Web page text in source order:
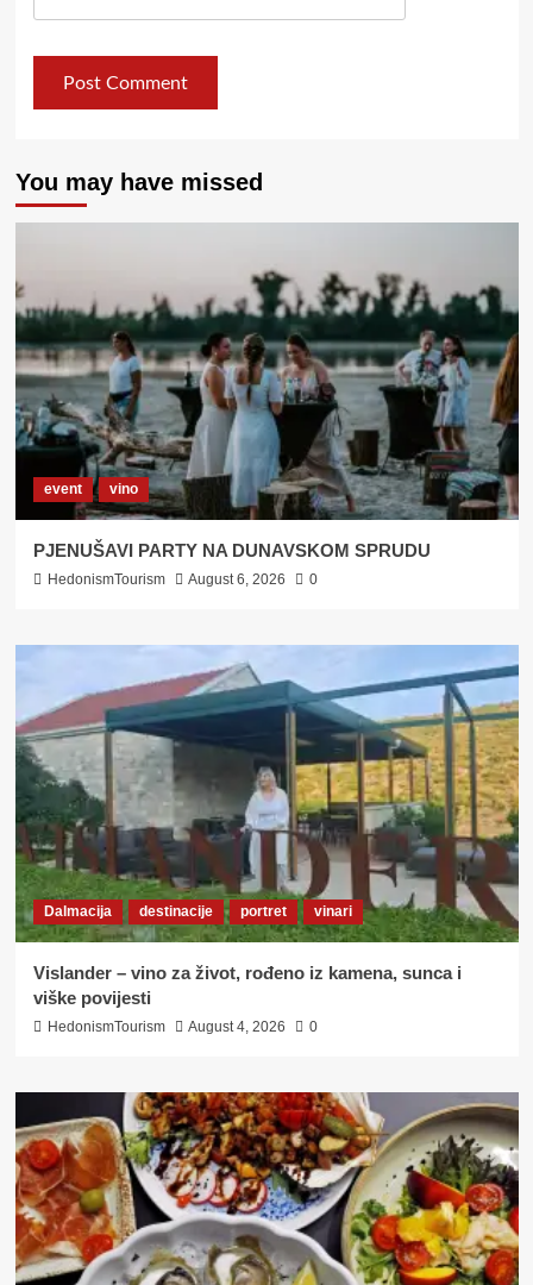
You may have missed
event vino
PJENUŠAVI PARTY NA DUNAVSKOM SPRUDU
HedonismTourism August 6, 2026 0
Dalmacija destinacije portret vinari
Vislander – vino za život, rođeno iz kamena, sunca i
viške povijesti
HedonismTourism August 4, 2026 0